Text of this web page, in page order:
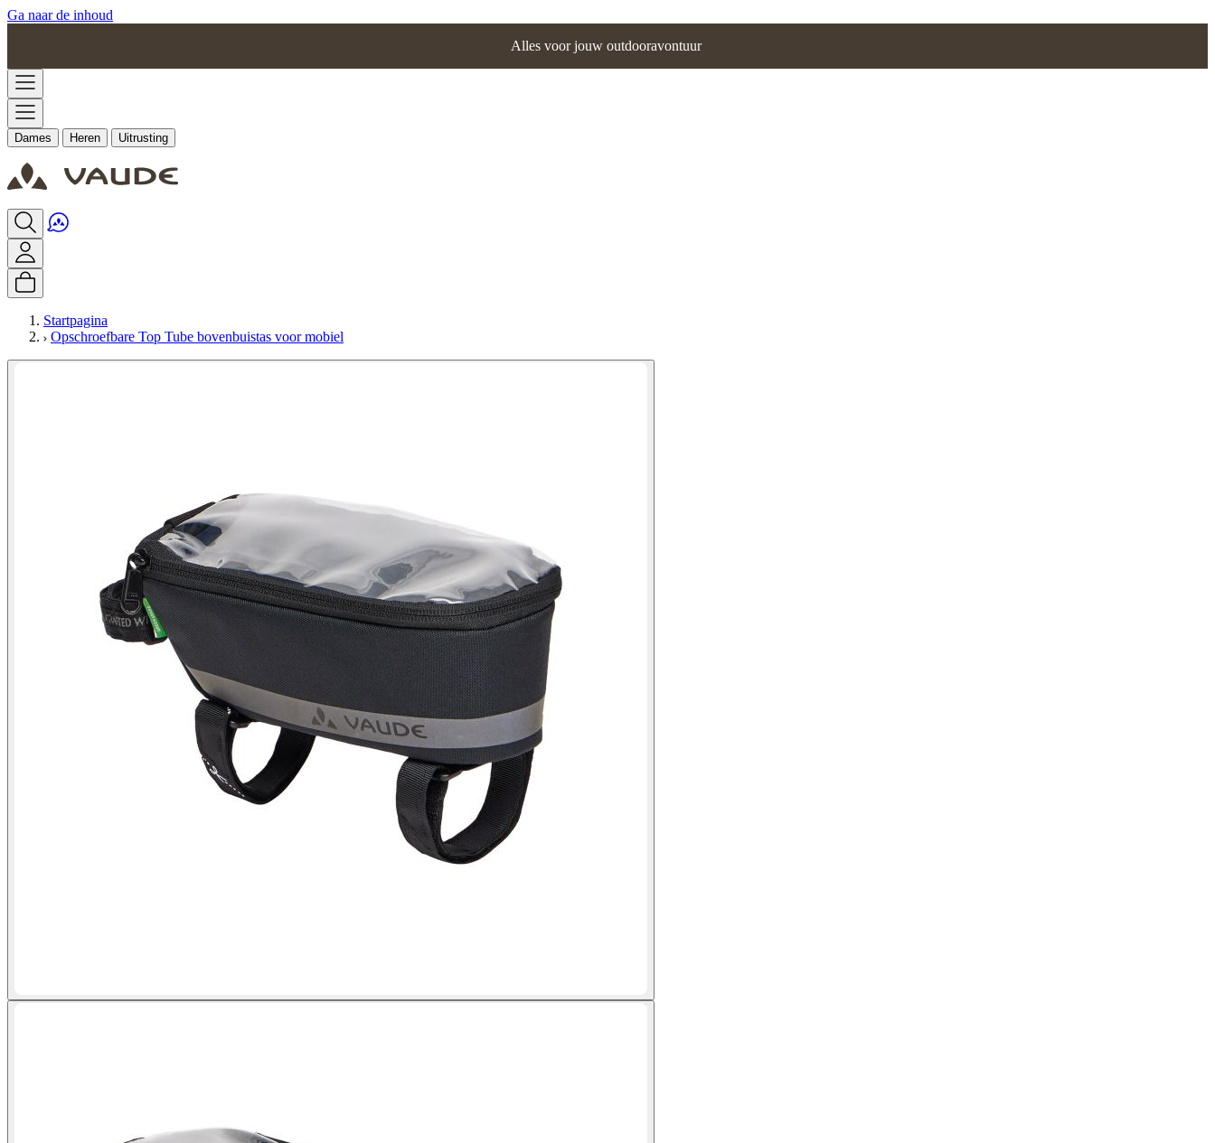
Ga naar de inhoud
Alles voor jouw outdooravontuur
Dames Heren Uitrusting
Startpagina
Opschroefbare Top Tube bovenbuistas voor mobiel